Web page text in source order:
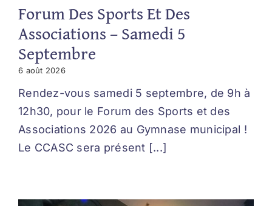
Forum Des Sports Et Des
Associations – Samedi 5
Septembre
6 août 2026
Rendez-vous samedi 5 septembre, de 9h à
12h30, pour le Forum des Sports et des
Associations 2026 au Gymnase municipal !
Le CCASC sera présent [...]